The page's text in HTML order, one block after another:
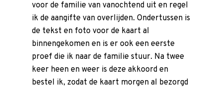
voor de familie van vanochtend uit en regel
ik de aangifte van overlijden. Ondertussen is
de tekst en foto voor de kaart al
binnengekomen en is er ook een eerste
proef die ik naar de familie stuur. Na twee
keer heen en weer is deze akkoord en
bestel ik, zodat de kaart morgen al bezorgd
Kosten uitvaart
Over ons
Locaties
Ervaringen van
Nieuws